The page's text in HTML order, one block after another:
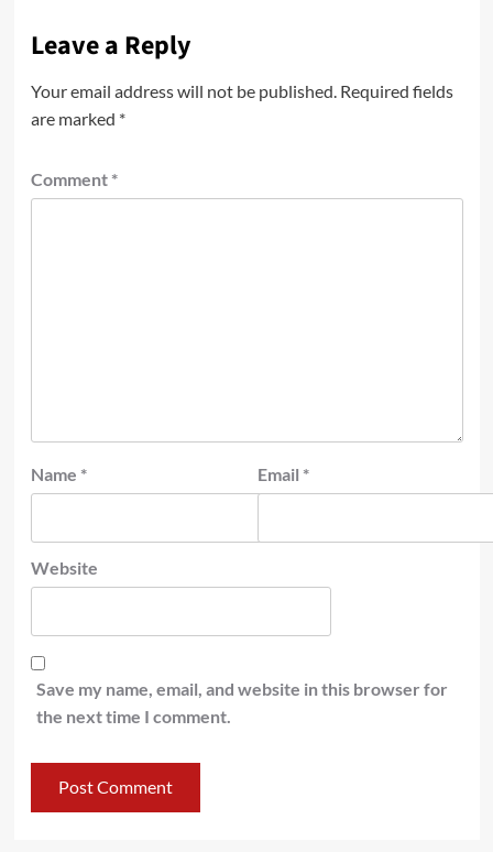
Leave a Reply
Your email address will not be published. Required fields
are marked *
Comment *
Name * Email *
Website
Save my name, email, and website in this browser for
the next time I comment.